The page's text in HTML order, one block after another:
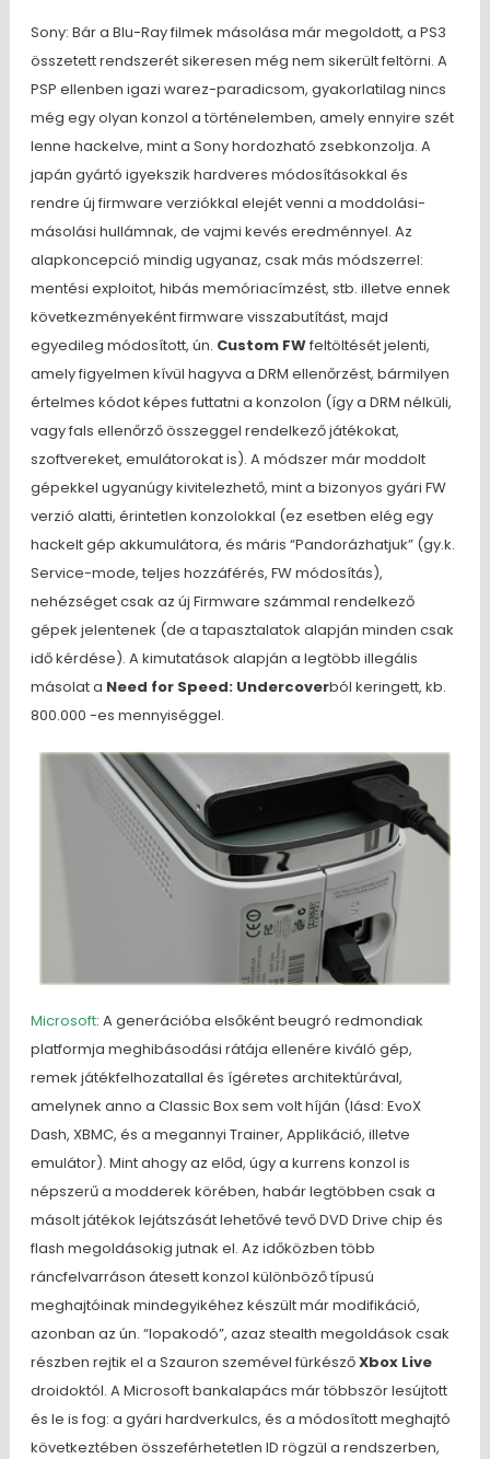
Sony: Bár a Blu-Ray filmek másolása már megoldott, a PS3
összetett rendszerét sikeresen még nem sikerült feltörni. A
PSP ellenben igazi warez-paradicsom, gyakorlatilag nincs
még egy olyan konzol a történelemben, amely ennyire szét
lenne hackelve, mint a Sony hordozható zsebkonzolja. A
japán gyártó igyekszik hardveres módosításokkal és
rendre új firmware verziókkal elejét venni a moddolási-
másolási hullámnak, de vajmi kevés eredménnyel. Az
alapkoncepció mindig ugyanaz, csak más módszerrel:
mentési exploitot, hibás memóriacímzést, stb. illetve ennek
következményeként firmware visszabutítást, majd
egyedileg módosított, ún. Custom FWfeltöltését jelenti,
amely figyelmen kívül hagyva a DRM ellenőrzést, bármilyen
értelmes kódot képes futtatni a konzolon (így a DRM nélküli,
vagy fals ellenőrző összeggel rendelkező játékokat,
szoftvereket, emulátorokat is). A módszer már moddolt
gépekkel ugyanúgy kivitelezhető, mint a bizonyos gyári FW
verzió alatti, érintetlen konzolokkal (ez esetben elég egy
hackelt gép akkumulátora, és máris “Pandorázhatjuk” (gy.k.
Service-mode, teljes hozzáférés, FW módosítás),
nehézséget csak az új Firmware számmal rendelkező
gépek jelentenek (de a tapasztalatok alapján minden csak
idő kérdése). A kimutatások alapján a legtöbb illegális
másolat a Need for Speed: Undercoverból keringett, kb.
800.000 -es mennyiséggel.
Microsoft: A generációba elsőként beugró redmondiak
platformja meghibásodási rátája ellenére kiváló gép,
remek játékfelhozatallal és ígéretes architektúrával,
amelynek anno a Classic Box sem volt híján (lásd: EvoX
Dash, XBMC, és a megannyi Trainer, Applikáció, illetve
emulátor). Mint ahogy az előd, úgy a kurrens konzol is
népszerű a modderek körében, habár legtöbben csak a
másolt játékok lejátszását lehetővé tevő DVD Drive chip és
flash megoldásokig jutnak el. Az időközben több
ráncfelvarráson átesett konzol különböző típusú
meghajtóinak mindegyikéhez készült már modifikáció,
azonban az ún. “lopakodó”, azaz stealth megoldások csak
részben rejtik el a Szauron szemével fürkészőXbox Live
droidoktól. A Microsoft bankalapács már többször lesújtott
és le is fog: a gyári hardverkulcs, és a módosított meghajtó
következtében összeférhetetlen ID rögzül a rendszerben,